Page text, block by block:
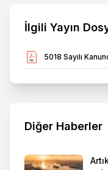
İlgili Yayın
5018 Sayılı
Diğer Haberler